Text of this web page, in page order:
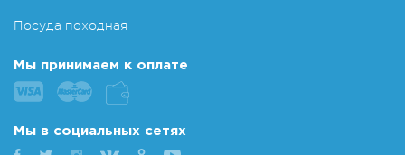
Посуда походная
Мы принимаем к оплате
Мы в социальных сетях